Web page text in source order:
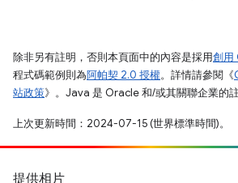
除非另有註明，否則本頁面中的內容是採用創用
程式碼範例則為阿帕契 2.0 授權。詳情請參閱《
站政策》。Java 是 Oracle 和/或其關聯企業的註
上次更新時間：2024-07-15 (世界標準時間)。
提供相片